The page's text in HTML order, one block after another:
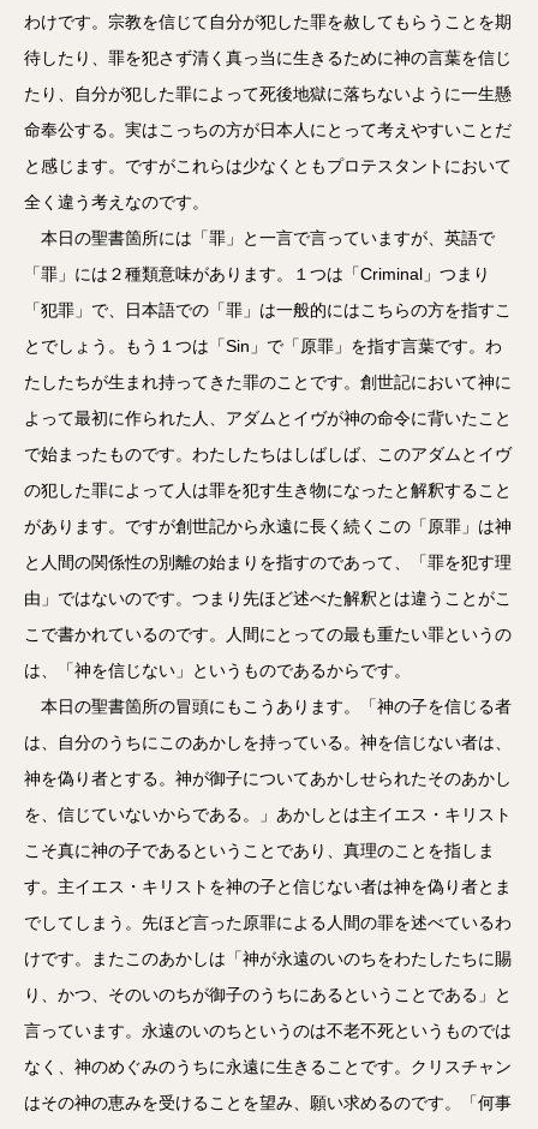
わけです。宗教を信じて自分が犯した罪を赦してもらうことを期
待したり、罪を犯さず清く真っ当に生きるために神の言葉を信じ
たり、自分が犯した罪によって死後地獄に落ちないように一生懸
命奉公する。実はこっちの方が日本人にとって考えやすいことだ
と感じます。ですがこれらは少なくともプロテスタントにおいて
全く違う考えなのです。
本日の聖書箇所には「罪」と一言で言っていますが、英語で
「罪」には２種類意味があります。１つは「Criminal」つまり
「犯罪」で、日本語での「罪」は一般的にはこちらの方を指すこ
とでしょう。もう１つは「Sin」で「原罪」を指す言葉です。わ
たしたちが生まれ持ってきた罪のことです。創世記において神に
よって最初に作られた人、アダムとイヴが神の命令に背いたこと
で始まったものです。わたしたちはしばしば、このアダムとイヴ
の犯した罪によって人は罪を犯す生き物になったと解釈すること
があります。ですが創世記から永遠に長く続くこの「原罪」は神
と人間の関係性の別離の始まりを指すのであって、「罪を犯す理
由」ではないのです。つまり先ほど述べた解釈とは違うことがこ
こで書かれているのです。人間にとっての最も重たい罪というの
は、「神を信じない」というものであるからです。
本日の聖書箇所の冒頭にもこうあります。「神の子を信じる者
は、自分のうちにこのあかしを持っている。神を信じない者は、
神を偽り者とする。神が御子についてあかしせられたそのあかし
を、信じていないからである。」あかしとは主イエス・キリスト
こそ真に神の子であるということであり、真理のことを指しま
す。主イエス・キリストを神の子と信じない者は神を偽り者とま
でしてしまう。先ほど言った原罪による人間の罪を述べているわ
けです。またこのあかしは「神が永遠のいのちをわたしたちに賜
り、かつ、そのいのちが御子のうちにあるということである」と
言っています。永遠のいのちというのは不老不死というものでは
なく、神のめぐみのうちに永遠に生きることです。クリスチャン
はその神の恵みを受けることを望み、願い求めるのです。「何事